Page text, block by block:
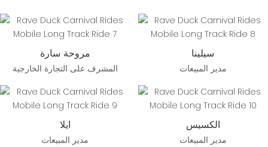
مروحة سارة
المشرف على التجارة الخارجية
سيلينا
مدير المبيعات
ايلا
مدير المبيعات
الكسيس
مدير المبيعات